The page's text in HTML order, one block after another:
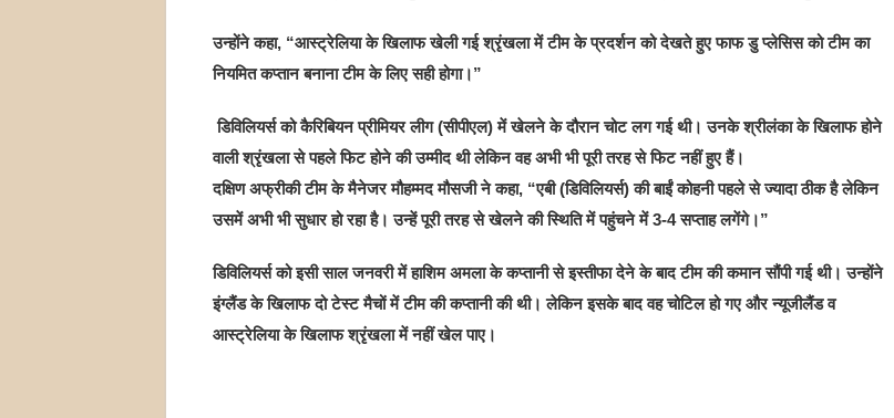
उन्होंने कहा, “आस्ट्रेलिया के खिलाफ खेली गई श्रृंखला में टीम के प्रदर्शन को देखते हुए फाफ डु प्लेसिस को टीम का
नियमित कप्तान बनाना टीम के लिए सही होगा।”
डिविलियर्स को कैरिबियन प्रीमियर लीग (सीपीएल) में खेलने के दौरान चोट लग गई थी। उनके श्रीलंका के खिलाफ होने
वाली श्रृंखला से पहले फिट होने की उम्मीद थी लेकिन वह अभी भी पूरी तरह से फिट नहीं हुए हैं।
दक्षिण अफ्रीकी टीम के मैनेजर मौहम्मद मौसजी ने कहा, “एबी (डिविलियर्स) की बाईं कोहनी पहले से ज्यादा ठीक है लेकिन
उसमें अभी भी सुधार हो रहा है। उन्हें पूरी तरह से खेलने की स्थिति में पहुंचने में 3-4 सप्ताह लगेंगे।”
डिविलियर्स को इसी साल जनवरी में हाशिम अमला के कप्तानी से इस्तीफा देने के बाद टीम की कमान सौंपी गई थी। उन्होंने
इंग्लैंड के खिलाफ दो टेस्ट मैचों में टीम की कप्तानी की थी। लेकिन इसके बाद वह चोटिल हो गए और न्यूजीलैंड व
आस्ट्रेलिया के खिलाफ श्रृंखला में नहीं खेल पाए।